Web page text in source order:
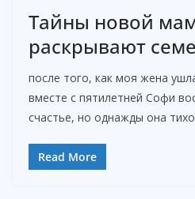
Тайны новой
раскрывают
после того, как моя жена
вместе с пятилетней Софи
счастье, но однажды она тихо
Read More